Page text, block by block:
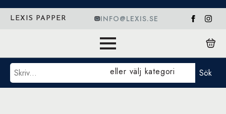
LEXIS PAPPER INFO@LEXIS.SE
Sök eller välj kategori Sök